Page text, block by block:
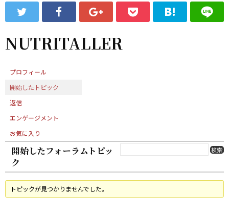
ッ
プ
フ
ォ
ム
NUTRITALLER
プロフィール
開始したトピック
返信
エンゲージメント
お気に入り
開始したフォーラムトピッ
ク
トピックが見つかりませんでした。